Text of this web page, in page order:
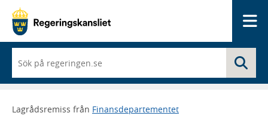
du
börjar
skriva
framträder
Lagrådsremiss från Finansdepartementet